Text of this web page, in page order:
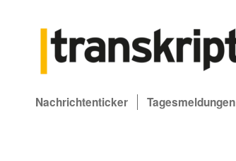
Nachrichtenticker Tagesmeldungen